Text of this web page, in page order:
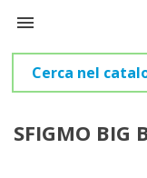

SFIGMO BIG